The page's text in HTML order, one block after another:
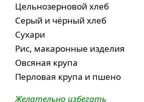
Цельнозерновой хлеб
Серый и чёрный хлеб
Сухари
Рис, макаронные изделия
Овсяная крупа
Перловая крупа и пшено
Желательно избегать